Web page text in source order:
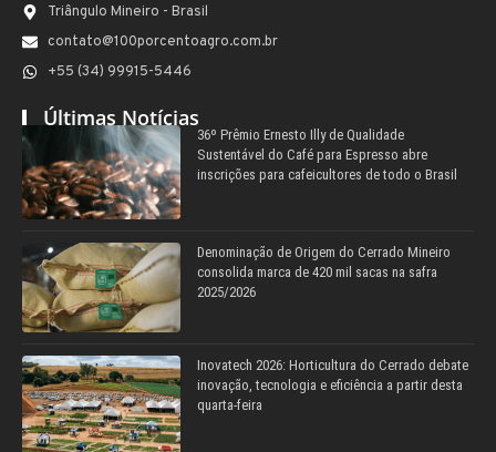
Triângulo Mineiro - Brasil
contato@100porcentoagro.com.br
+55 (34) 99915-5446
Últimas Notícias
36º Prêmio Ernesto Illy de Qualidade
Sustentável do Café para Espresso abre
inscrições para cafeicultores de todo o Brasil
Denominação de Origem do Cerrado Mineiro
consolida marca de 420 mil sacas na safra
2025/2026
Inovatech 2026: Horticultura do Cerrado debate
inovação, tecnologia e eficiência a partir desta
quarta-feira